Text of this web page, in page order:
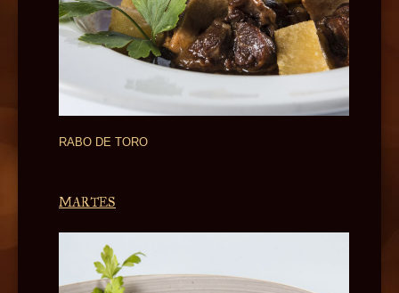
RABO DE TORO
MARTES